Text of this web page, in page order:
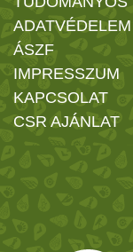
ADATVÉDELEM
ÁSZF
IMPRESSZUM
KAPCSOLAT
CSR AJÁNLAT